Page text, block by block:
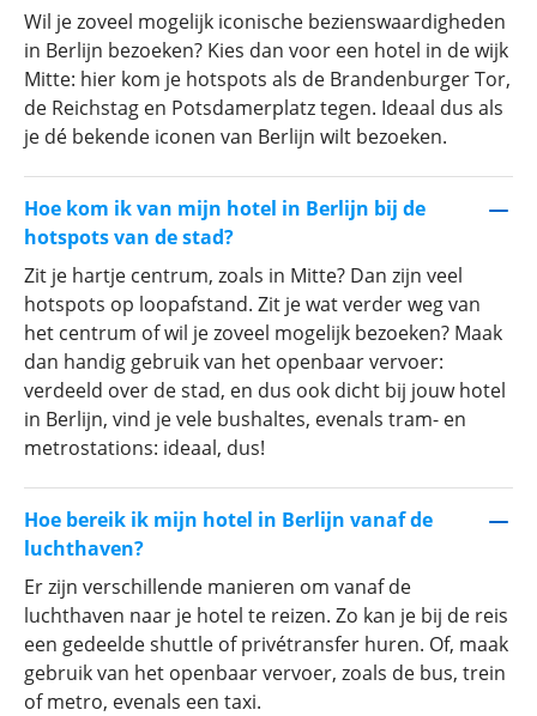
Ontdek jouw favoriete hotel in
Berlijn bij Prijsvrij Vakanties!
Verblijven in een designhotels in een authentieke of
budgetvriendelijke trip? Ontdek bij Prijsvrij Vakanties
de meest populaire hotels in Berlijn voor een
onvergetelijke stedentrip naar hét culturele hart van
Duitsland!
Wil je zoveel mogelijk iconische bezienswaardigheden
in Berlijn bezoeken? Kies dan voor een hotel in de wijk
Mitte: hier kom je hotspots als de Brandenburger Tor,
de Reichstag en Potsdamerplatz tegen. Ideaal dus als
je dé bekende iconen van Berlijn wilt bezoeken.
Hoe kom ik van mijn hotel in Berlijn bij de
hotspots van de stad?
Zit je hartje centrum, zoals in Mitte? Dan zijn veel
hotspots op loopafstand. Zit je wat verder weg van
het centrum of wil je zoveel mogelijk bezoeken? Maak
dan handig gebruik van het openbaar vervoer:
verdeeld over de stad, en dus ook dicht bij jouw hotel
in Berlijn, vind je vele bushaltes, evenals tram- en
metrostations: ideaal, dus!
Hoe bereik ik mijn hotel in Berlijn vanaf de
luchthaven?
Er zijn verschillende manieren om vanaf de
luchthaven naar je hotel te reizen. Zo kan je bij de reis
een gedeelde shuttle of privétransfer huren. Of, maak
gebruik van het openbaar vervoer, zoals de bus, trein
of metro, evenals een taxi.